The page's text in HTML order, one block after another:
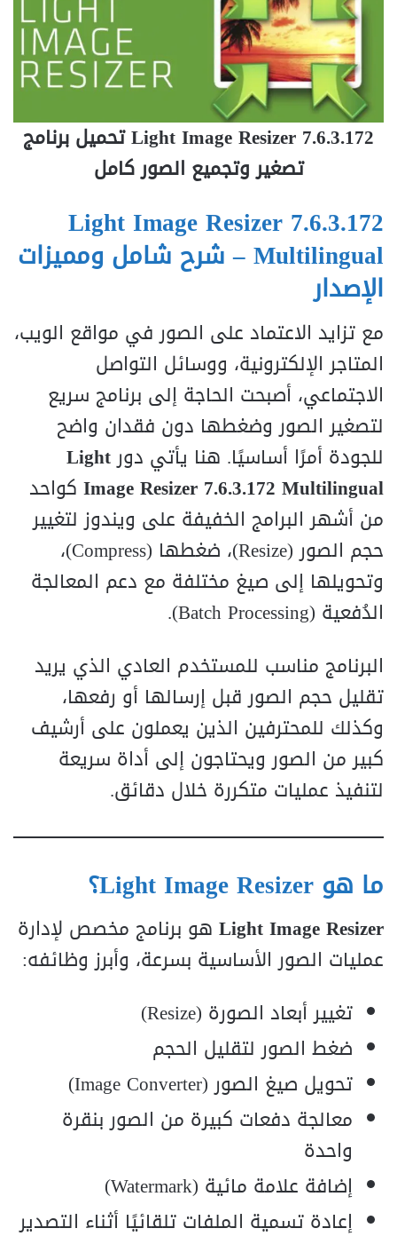
Light Image Resizer 7.6.3.172تحميل برنامج
تصغير وتجميع الصور كامل
Light Image Resizer 7.6.3.172
Multilingual – شرح شامل ومميزات
الإصدار
مع تزايد الاعتماد على الصور في مواقع الويب،
المتاجر الإلكترونية، ووسائل التواصل
الاجتماعي، أصبحت الحاجة إلى برنامج سريع
لتصغير الصور وضغطها دون فقدان واضح
للجودة أمرًا أساسيًا. هنا يأتي دورLight
Image Resizer 7.6.3.172 Multilingual كواحد
من أشهر البرامج الخفيفة على ويندوز لتغيير
حجم الصور (Resize)، ضغطها (Compress)،
وتحويلها إلى صيغ مختلفة مع دعم المعالجة
الدُفعية (Batch Processing).
البرنامج مناسب للمستخدم العادي الذي يريد
تقليل حجم الصور قبل إرسالها أو رفعها،
وكذلك للمحترفين الذين يعملون على أرشيف
كبير من الصور ويحتاجون إلى أداة سريعة
لتنفيذ عمليات متكررة خلال دقائق.
ما هو Light Image Resizer؟
Light Image Resizer هو برنامج مخصص لإدارة
عمليات الصور الأساسية بسرعة، وأبرز وظائفه:
تغيير أبعاد الصورة (Resize)
ضغط الصور لتقليل الحجم
تحويل صيغ الصور (Image Converter)
معالجة دفعات كبيرة من الصور بنقرة
واحدة
إضافة علامة مائية (Watermark)
إعادة تسمية الملفات تلقائيًا أثناء التصدير